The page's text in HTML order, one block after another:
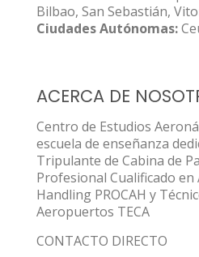
Bilbao, San Sebastián,
Ciudades Autónomas:
ACERCA DE
Centro de Estudios
escuela de enseñanza
Tripulante de Cabina de
Profesional Cualificado
Handling PROCAH y
Aeropuertos TECA
CONTACTO DIRECTO